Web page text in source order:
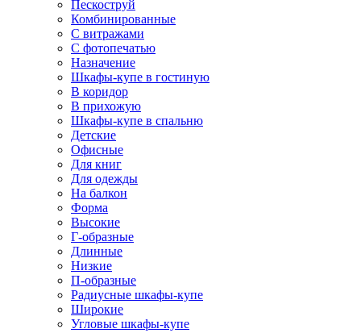
Пескоструй
Комбинированные
С витражами
С фотопечатью
Назначение
Шкафы-купе в гостиную
В коридор
В прихожую
Шкафы-купе в спальню
Детские
Офисные
Для книг
Для одежды
На балкон
Форма
Высокие
Г-образные
Длинные
Низкие
П-образные
Радиусные шкафы-купе
Широкие
Угловые шкафы-купе